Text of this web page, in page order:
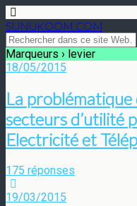
SUNUKOOM.COM
Marqueurs › levier
18/05/2015
La problématique
secteurs d’utilité
Electricité et
175 réponses
19/03/2015